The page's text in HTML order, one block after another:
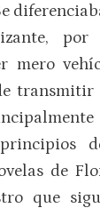
mero
transmitir
de
que